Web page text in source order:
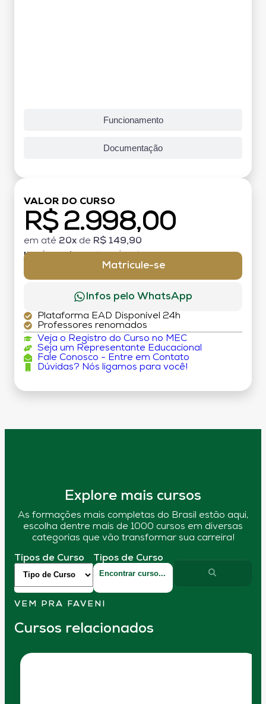
Funcionamento
Documentação
VALOR DO CURSO
R$ 2.998,00
em até 20x de R$ 149,90
MATRÍCULA:
Matricule-se
Infos pelo WhatsApp
Plataforma EAD Disponível 24h
Professores renomados
Veja o Registro do Curso no MEC
Seja um Representante Educacional
Fale Conosco - Entre em Contato
Dúvidas? Nós ligamos para você!
Explore mais cursos
As formações mais completas do Brasil estão aqui,
escolha dentre mais de 1000 cursos em diversas
categorias que vão transformar sua carreira!
Tipos de Curso Tipos de Curso
VEM PRA FAVENI
Cursos relacionados